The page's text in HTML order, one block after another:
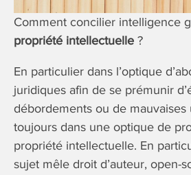
Comment concilier intelligence
propriété intellectuelle ?
En particulier dans l’optique
juridiques afin de se prémunir
débordements ou de mauvaises
toujours dans une optique de
propriété intellectuelle. En
sujet mêle droit d’auteur, open-